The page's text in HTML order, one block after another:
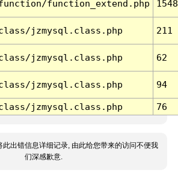
function_extend.php 1548
jzmysql.class.php 211
jzmysql.class.php 62
jzmysql.class.php 94
jzmysql.class.php 76
此出错信息详细记录, 由此给您带来的访问不便我
们深感歉意.